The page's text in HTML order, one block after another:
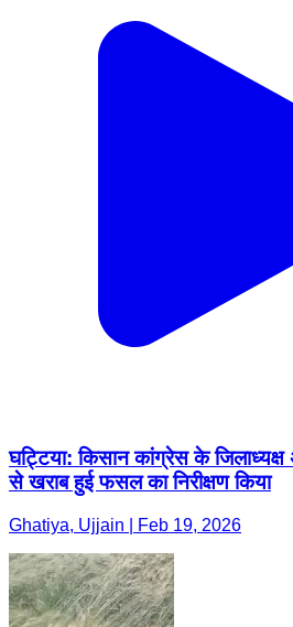
घट्टिया: किसान कांग्रेस के
से खराब हुई फसल का निरीक्षण किया
Ghatiya, Ujjain | Feb 19, 2026